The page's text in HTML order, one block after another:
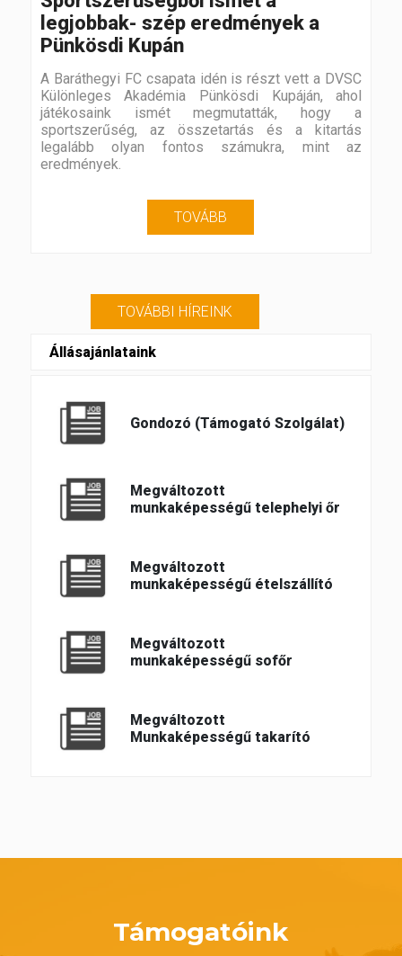
legjobbak- szép eredmények a
Pünkösdi Kupán
A Baráthegyi FC csapata idén is részt vett a DVSC
Különleges Akadémia Pünkösdi Kupáján, ahol
játékosaink ismét megmutatták, hogy a
sportszerűség, az összetartás és a kitartás
legalább olyan fontos számukra, mint az
eredmények.
TOVÁBB
TOVÁBBI HÍREINK
Állásajánlataink
Gondozó (Támogató Szolgálat)
Megváltozott
munkaképességű telephelyi őr
Megváltozott
munkaképességű ételszállító
Megváltozott
munkaképességű sofőr
Megváltozott
Munkaképességű takarító
Támogatóink